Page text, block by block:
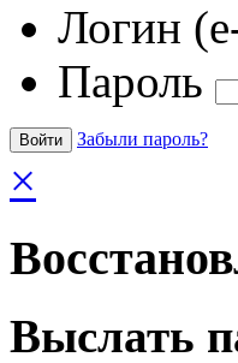
Логин
Пароль
Забыли пароль?
×
Выслать